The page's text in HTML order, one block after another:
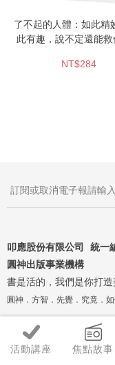
活動講座 焦點故事
了不起的人體：如此精
此有趣，說不定還能救
NT$284
叩應股份有限公司 統一
圓神出版事業機構
書是活的，我們是你打
圓神．方智．先覺．究竟．